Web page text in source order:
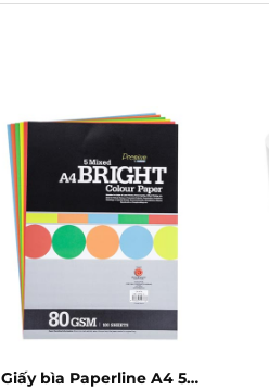
Giấy bìa Paperline A4 5